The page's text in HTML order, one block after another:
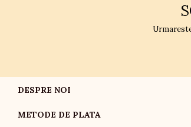
DESPRE NOI
METODE DE PLATA